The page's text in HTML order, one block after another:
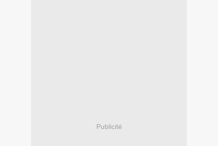
Publicité